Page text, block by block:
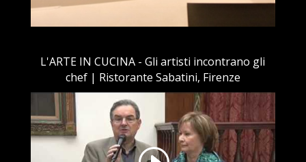
L'ARTE IN CUCINA - Gli artisti incontrano gli
chef | Ristorante Sabatini, Firenze